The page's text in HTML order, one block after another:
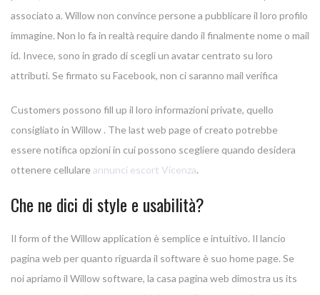
associato a. Willow non convince persone a pubblicare il loro profilo
immagine. Non lo fa in realtà require dando il finalmente nome o mail
id. Invece, sono in grado di scegli un avatar centrato su loro
attributi. Se firmato su Facebook, non ci saranno mail verifica
Customers possono fill up il loro informazioni private, quello
consigliato in Willow . The last web page of creato potrebbe
essere notifica opzioni in cui possono scegliere quando desidera
ottenere cellulareannunci escort Vicenza.
Che ne dici di style e usabilità?
Il form of the Willow application è semplice e intuitivo. Il lancio
pagina web per quanto riguarda il software è suo home page. Se
noi apriamo il Willow software, la casa pagina web dimostra us its